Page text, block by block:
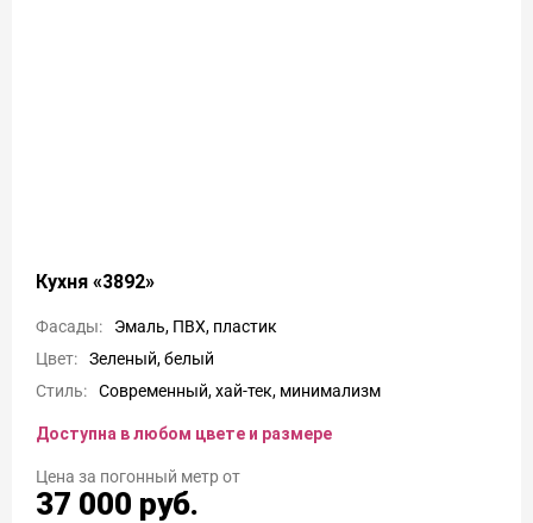
Кухня «3892»
Фасады:
Эмаль, ПВХ, пластик
Цвет:
Зеленый, белый
Стиль:
Современный, хай-тек, минимализм
Доступна в любом цвете и размере
Цена
37 000 руб.